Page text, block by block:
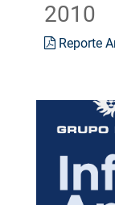
2010
Reporte